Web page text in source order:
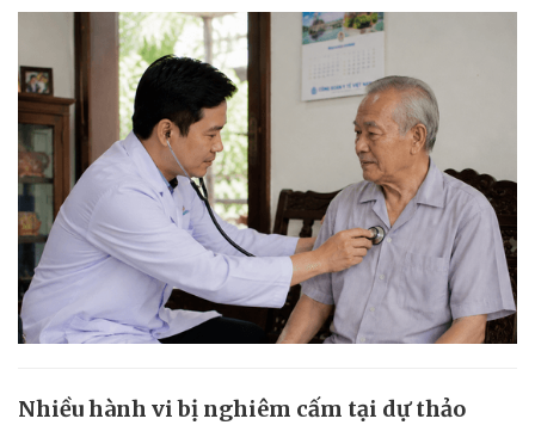
Nhiều hành vi bị nghiêm cấm tại dự thảo